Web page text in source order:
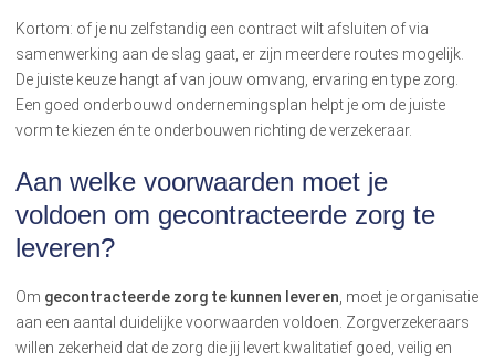
Kortom: of je nu zelfstandig een contract wilt afsluiten of via
samenwerking aan de slag gaat, er zijn meerdere routes mogelijk.
De juiste keuze hangt af van jouw omvang, ervaring en type zorg.
Een goed onderbouwd ondernemingsplan helpt je om de juiste
vorm te kiezen én te onderbouwen richting de verzekeraar.
Aan welke voorwaarden moet je
voldoen om gecontracteerde zorg te
leveren?
Om gecontracteerde zorg te kunnen leveren , moet je organisatie
aan een aantal duidelijke voorwaarden voldoen. Zorgverzekeraars
willen zekerheid dat de zorg die jij levert kwalitatief goed, veilig en